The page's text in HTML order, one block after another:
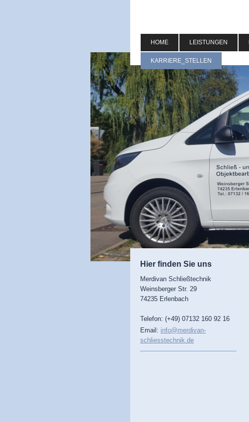
HOME LEISTUNGEN
KARRIERE_STELLEN
Hier finden Sie uns
Merdivan Schließtechnik
Weinsberger Str. 29
74235 Erlenbach
Telefon: (+49) 07132 160 92 16
Email: info@merdivan-
schliesstechnik.de